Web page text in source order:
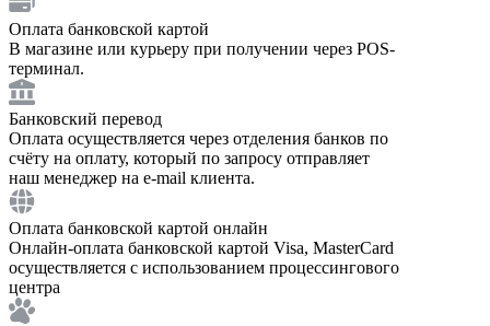
Оплата банковской картой
В магазине или курьеру при получении через POS-
терминал.
Банковский перевод
Оплата осуществляется через отделения банков по
счёту на оплату, который по запросу отправляет
наш менеджер на e-mail клиента.
Оплата банковской картой онлайн
Онлайн-оплата банковской картой Visa, MasterCard
осуществляется с использованием процессингового
центра